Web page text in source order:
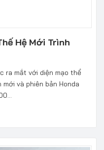
Hệ Mới Trình
ra mắt với diện mạo thể
và phiên bản Honda